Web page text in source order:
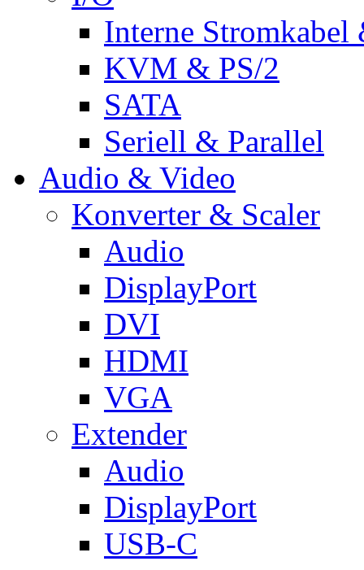
Interne Stromkabel
KVM & PS/2
SATA
Seriell & Parallel
Audio & Video
Konverter & Scaler
Audio
DisplayPort
DVI
HDMI
VGA
Extender
Audio
DisplayPort
USB-C